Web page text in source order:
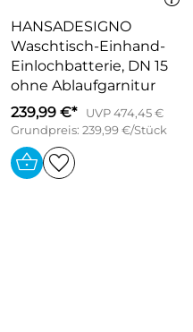
HANSADESIGNO
Waschtisch-Einhand-
Einlochbatterie, DN 15
ohne Ablaufgarnitur
239,99 €*
UVP 474,45 €
Grundpreis: 239,99 €/Stück